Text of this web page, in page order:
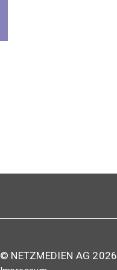
© NETZMEDIEN AG 2026